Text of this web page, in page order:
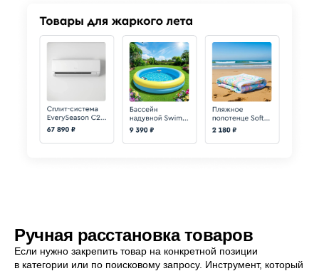
Ручная расстановка товаров
Если нужно закрепить товар на конкретной позиции
в категории или по поисковому запросу. Инструмент, который